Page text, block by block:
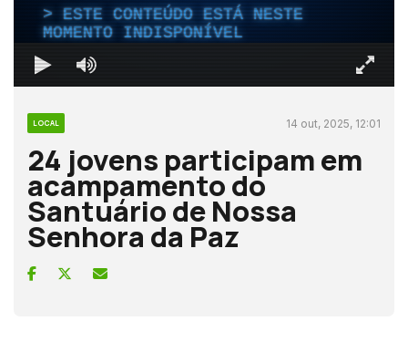
ESTE CONTEÚDO ESTÁ NESTE
MOMENTO INDISPONÍVEL
LOCAL 14 out, 2025, 12:01
24 jovens participam em
acampamento do
Santuário de Nossa
Senhora da Paz